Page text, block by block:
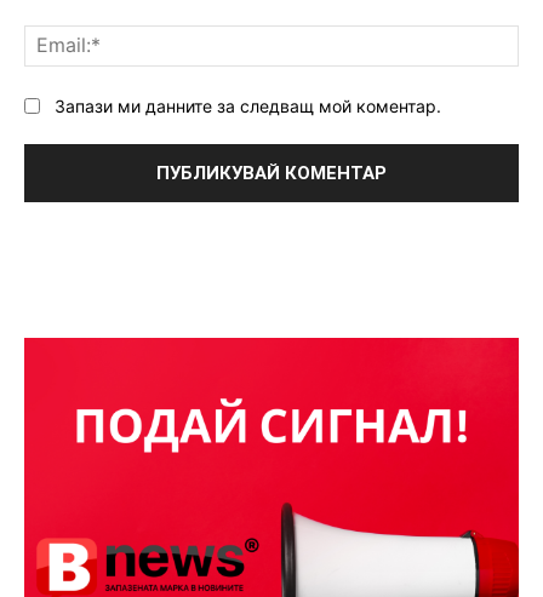
Запази ми данните за следващ мой коментар.